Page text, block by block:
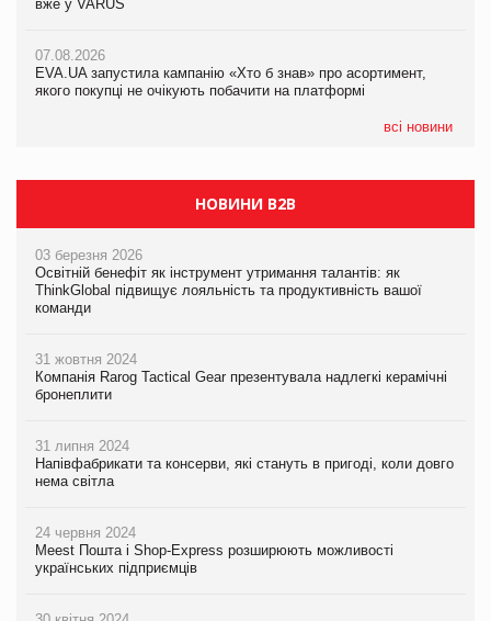
вже у VARUS
07.08.2026
EVA.UA запустила кампанію «Хто б знав» про асортимент,
якого покупці не очікують побачити на платформі
всі новини
Смачна новинка для хвостатих: у VARUS з’явилися паучі
05.08.2026
Мережа супермаркетів VARUS купує мережу магазинів
НОВИНИ B2B
03 березня 2026
Освітній бенефіт як інструмент утримання талантів: як
ThinkGlobal підвищує лояльність та продуктивність вашої
команди
31 жовтня 2024
Компанія Rarog Tactical Gear презентувала надлегкі керамічні
бронеплити
31 липня 2024
Напівфабрикати та консерви, які стануть в пригоді, коли довго
нема світла
24 червня 2024
Meest Пошта і Shop-Express розширюють можливості
українських підприємців